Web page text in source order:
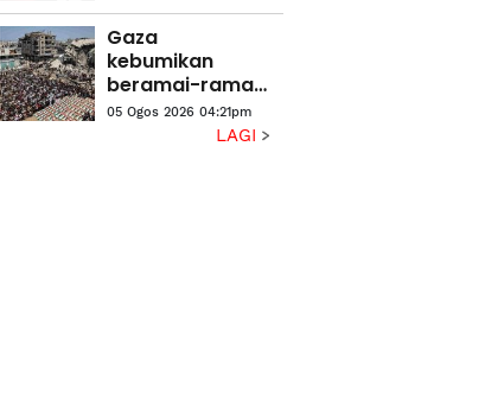
Gaza
kebumikan
beramai-ramai
112 mangsa
tertimbus sejak
05 Ogos 2026 04:21pm
LAGI